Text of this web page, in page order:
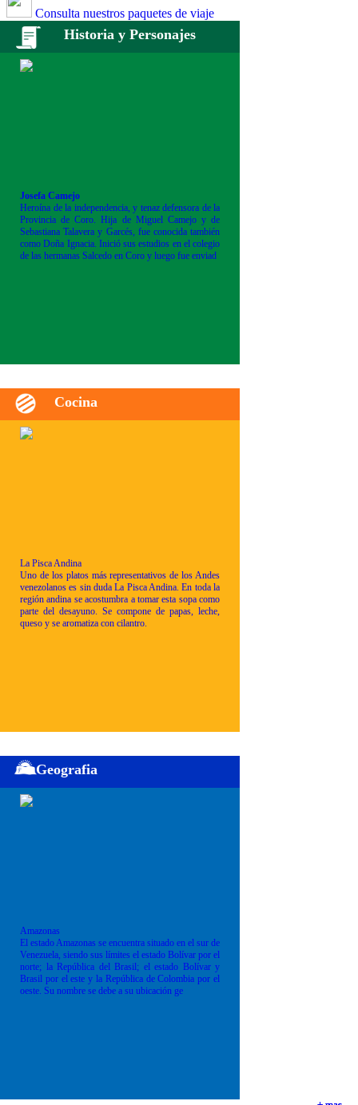
Consulta nuestros paquetes de viaje
Historia y Personajes
Josefa Camejo
Heroína de la independencia, y tenaz defensora de la
Provincia de Coro. Hija de Miguel Camejo y de
Sebastiana Talavera y Garcés, fue conocida también
como Doña Ignacia. Inició sus estudios en el colegio
de las hermanas Salcedo en Coro y luego fue enviad
Cocina
La Pisca Andina
Uno de los platos más representativos de los Andes
venezolanos es sin duda La Pisca Andina. En toda la
región andina se acostumbra a tomar esta sopa como
parte del desayuno. Se compone de papas, leche,
queso y se aromatiza con cilantro.
Geografia
Amazonas
El estado Amazonas se encuentra situado en el sur de
Venezuela, siendo sus límites el estado Bolívar por el
norte; la República del Brasil; el estado Bolívar y
Brasil por el este y la República de Colombia por el
oeste. Su nombre se debe a su ubicación ge